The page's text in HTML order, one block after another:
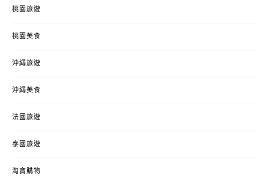
桃園旅遊
桃園美食
沖繩旅遊
沖繩美食
法國旅遊
泰國旅遊
淘寶購物